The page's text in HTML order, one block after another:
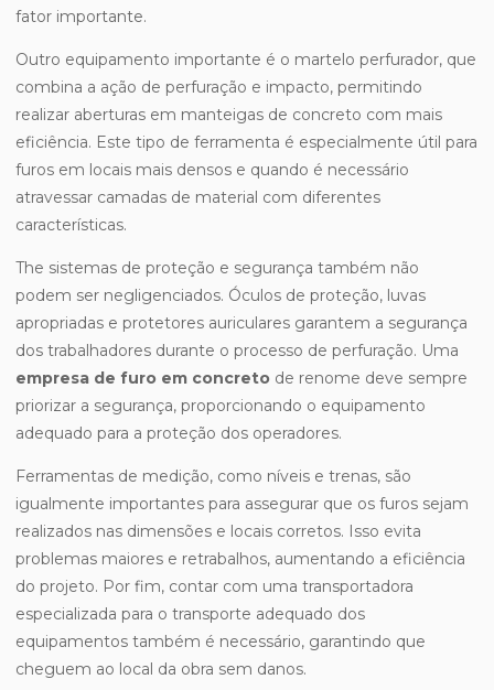
fator importante.
Outro equipamento importante é o martelo perfurador, que
combina a ação de perfuração e impacto, permitindo
realizar aberturas em manteigas de concreto com mais
eficiência. Este tipo de ferramenta é especialmente útil para
furos em locais mais densos e quando é necessário
atravessar camadas de material com diferentes
características.
The sistemas de proteção e segurança também não
podem ser negligenciados. Óculos de proteção, luvas
apropriadas e protetores auriculares garantem a segurança
dos trabalhadores durante o processo de perfuração. Uma
empresa de furo em concreto de renome deve sempre
priorizar a segurança, proporcionando o equipamento
adequado para a proteção dos operadores.
Ferramentas de medição, como níveis e trenas, são
igualmente importantes para assegurar que os furos sejam
realizados nas dimensões e locais corretos. Isso evita
problemas maiores e retrabalhos, aumentando a eficiência
do projeto. Por fim, contar com uma transportadora
especializada para o transporte adequado dos
equipamentos também é necessário, garantindo que
cheguem ao local da obra sem danos.